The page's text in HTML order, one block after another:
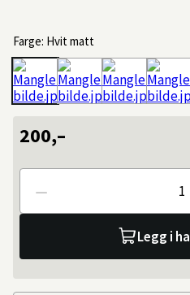
Farge: Hvit matt
200,–
Antall
Legg i